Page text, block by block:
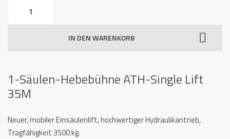
Säulen-
35M
Menge
IN DEN WARENKORB
1-Säulen-Hebebühne ATH-Single Lift
35M
Neuer, mobiler Einsäulenlift, hochwertiger Hydraulikantrieb,
Tragfähigkeit 3500 kg.